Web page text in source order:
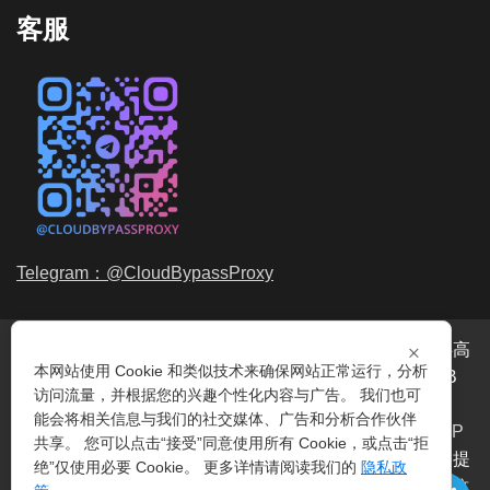
客服
Telegram：@CloudBypassProxy
代理服务提供商，我们提供高
品质、永不过期的动态代理IP池流量包，价格最低2元/GB
起。我们的IP资源包括超过3.5亿的动态住宅IP和机房IP，
覆盖全球200多个国家。支持HTTP代理IP 和 Socks5代理IP
协议，IP可用率超过99%。购买我们的服务即可享受穿云提
×
本网站使用 Cookie 和类似技术来确保网站正常运行，分析
访问流量，并根据您的兴趣个性化内容与广告。 我们也可
能会将相关信息与我们的社交媒体、广告和分析合作伙伴
共享。 您可以点击“接受”同意使用所有 Cookie，或点击“拒
绝”仅使用必要 Cookie。 更多详情请阅读我们的 隐私政